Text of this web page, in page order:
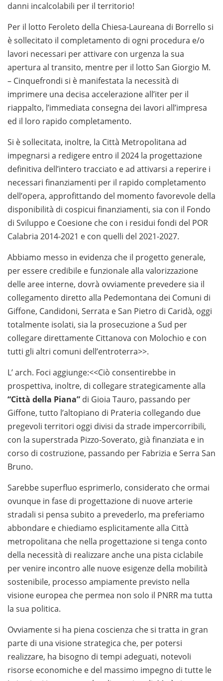
danni incalcolabili per il territorio!
Per il lotto Feroleto della Chiesa-Laureana di Borrello si
è sollecitato il completamento di ogni procedura e/o
lavori necessari per attivare con urgenza la sua
apertura al transito, mentre per il lotto San Giorgio M.
– Cinquefrondi si è manifestata la necessità di
imprimere una decisa accelerazione all’iter per il
riappalto, l’immediata consegna dei lavori all’impresa
ed il loro rapido completamento.
Si è sollecitata, inoltre, la Città Metropolitana ad
impegnarsi a redigere entro il 2024 la progettazione
definitiva dell’intero tracciato e ad attivarsi a reperire i
necessari finanziamenti per il rapido completamento
dell’opera, approfittando del momento favorevole della
disponibilità di cospicui finanziamenti, sia con il Fondo
di Sviluppo e Coesione che con i residui fondi del POR
Calabria 2014-2021 e con quelli del 2021-2027.
Abbiamo messo in evidenza che il progetto generale,
per essere credibile e funzionale alla valorizzazione
delle aree interne, dovrà ovviamente prevedere sia il
collegamento diretto alla Pedemontana dei Comuni di
Giffone, Candidoni, Serrata e San Pietro di Caridà, oggi
totalmente isolati, sia la prosecuzione a Sud per
collegare direttamente Cittanova con Molochio e con
tutti gli altri comuni dell’entroterra>>.
L’ arch. Foci aggiunge:<<Ciò consentirebbe in
prospettiva, inoltre, di collegare strategicamente alla
“Città della Piana” di Gioia Tauro, passando per
Giffone, tutto l’altopiano di Prateria collegando due
pregevoli territori oggi divisi da strade impercorribili,
con la superstrada Pizzo-Soverato, già finanziata e in
corso di costruzione, passando per Fabrizia e Serra San
Bruno.
Sarebbe superfluo esprimerlo, considerato che ormai
ovunque in fase di progettazione di nuove arterie
stradali si pensa subito a prevederlo, ma preferiamo
abbondare e chiediamo esplicitamente alla Città
metropolitana che nella progettazione si tenga conto
della necessità di realizzare anche una pista ciclabile
per venire incontro alle nuove esigenze della mobilità
sostenibile, processo ampiamente previsto nella
visione europea che permea non solo il PNRR ma tutta
la sua politica.
Ovviamente si ha piena coscienza che si tratta in gran
parte di una visione strategica che, per potersi
realizzare, ha bisogno di tempi adeguati, notevoli
risorse economiche e del massimo impegno di tutte le